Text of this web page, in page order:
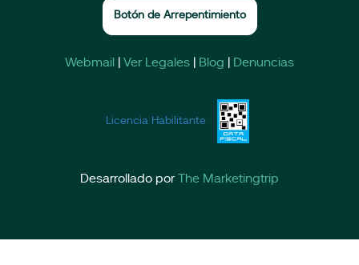
Botón de Arrepentimiento
Webmail Ver Legales Blog Denuncias
Licencia Habilitante
Desarrollado por The Marketingtrip